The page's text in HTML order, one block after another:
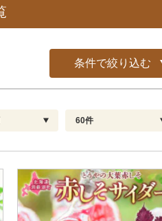
ッ
条件で絞り込む
配送指定 解除
お届け日時指定可
お届け時間帯指定可
発送される月指定可
60件
60
90
120